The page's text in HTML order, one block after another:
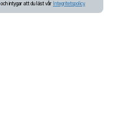
och intygar att du läst vår Integritetspolicy.